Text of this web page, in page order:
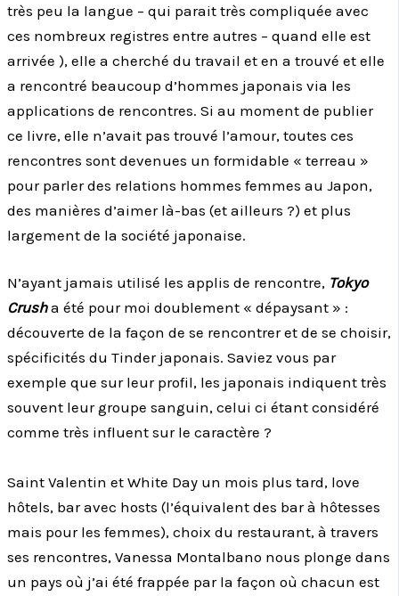
très peu la langue – qui parait très compliquée avec
ces nombreux registres entre autres – quand elle est
arrivée ), elle a cherché du travail et en a trouvé et elle
a rencontré beaucoup d’hommes japonais via les
applications de rencontres. Si au moment de publier
ce livre, elle n’avait pas trouvé l’amour, toutes ces
rencontres sont devenues un formidable « terreau »
pour parler des relations hommes femmes au Japon,
des manières d’aimer là-bas (et ailleurs ?) et plus
largement de la société japonaise.
N’ayant jamais utilisé les applis de rencontre, Tokyo
Crusha été pour moi doublement « dépaysant » :
découverte de la façon de se rencontrer et de se choisir,
spécificités du Tinder japonais. Saviez vous par
exemple que sur leur profil, les japonais indiquent très
souvent leur groupe sanguin, celui ci étant considéré
comme très influent sur le caractère ?
Saint Valentin et White Day un mois plus tard, love
hôtels, bar avec hosts (l’équivalent des bar à hôtesses
mais pour les femmes), choix du restaurant, à travers
ses rencontres, Vanessa Montalbano nous plonge dans
un pays où j’ai été frappée par la façon où chacun est